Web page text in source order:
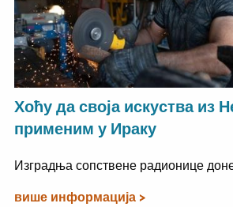
Хоћу да своја искуства из
применим у Ираку
Изградња сопствене радионице
више информација >